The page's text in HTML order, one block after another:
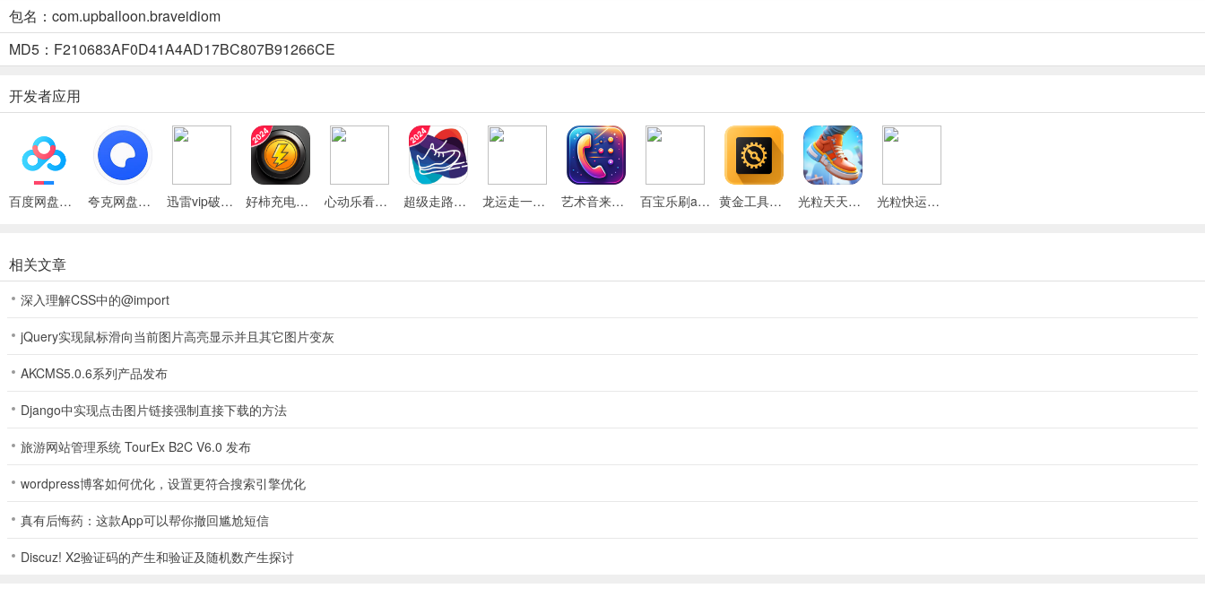
6、视频课程
高清音视频课程，带您探索神秘的人文世界。
应用特色
让学习氛围变得更加浓厚，激发你无限的积极性。
2、AI智能
3、学术资源
广泛吸收国内外顶尖学术资源，打造多元化课程体系。
4、互动课程
自主研发的AR智能互动课程，让知识变得更加生动有趣。
5、手工课程
用人工智能技术辅助线上手工课程，让您轻松实现手工梦想。
6、突破方法
提供多种学习难点突破方法，助你成功应对考试、证书等挑战。
应用优势
包名：com.upballoon.braveidiom
MD5：F210683AF0D41A4AD17BC807B91266CE
开发者应用
百度网盘绿色免安装Pc电脑版 夸克网盘官方正式版 迅雷vip破解版永久会员2024版 好柿充电APP 心动乐看手机版APP 超级走路宝免费版 龙运走一走免费版 艺术音来电app 百宝乐刷app 黄金工具宝官方版 光粒天天来计步最新版 光粒快运动官网版
相关文章
深入理解CSS中的@import
jQuery实现鼠标滑向当前图片高亮显示并且其它图片变灰
AKCMS5.0.6系列产品发布
Django中实现点击图片链接强制直接下载的方法
旅游网站管理系统 TourEx B2C V6.0 发布
wordpress博客如何优化，设置更符合搜索引擎优化
真有后悔药：这款App可以帮你撤回尴尬短信
Discuz! X2验证码的产生和验证及随机数产生探讨